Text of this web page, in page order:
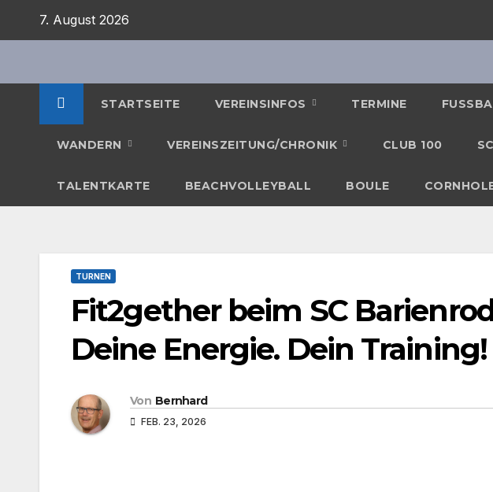
7. August 2026
STARTSEITE VEREINSINFOS TERMINE
WANDERN VEREINSZEITUNG/CHRONIK CLUB 100
TALENTKARTE BEACHVOLLEYBALL BOULE
TURNEN
Fit2gether beim SC
Deine Energie. Dein Training!
Von Bernhard
FEB. 23, 2026